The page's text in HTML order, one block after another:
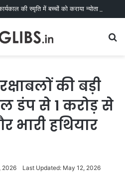
की बड़ी
डंप से 1 करोड़ से
भारी हथियार
2026 Last Updated: May 12, 2026